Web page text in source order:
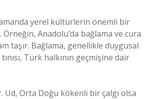
yerel kültürlerin önemli bir
Örneğin, Anadolu’da bağlama ve cura
taşır. Bağlama, genellikle duygusal
Türk halkının geçmişine dair
Ud, Orta Doğu kökenli bir çalgı olsa